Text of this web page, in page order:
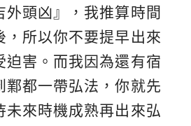
外頭凶』，我推算時間
，所以你不要提早出來
迫害。而我因為還有宿
鄴都一帶弘法，你就先
未來時機成熟再出來弘